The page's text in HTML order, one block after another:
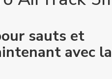
sauts et
avec